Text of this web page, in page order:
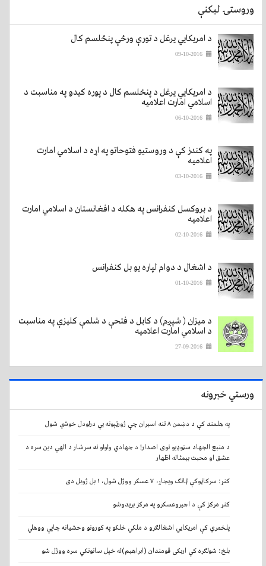
وروستۍ لیکنې
د امریکایي یرغل د تورې ورځې پنځلسم کال
09-10-2016
د امریکایي یرغل د پنځلسم کال د پوره کیدو په مناسبت د
اسلامي امارت اعلامیه
06-10-2016
په کندز کې د وروستیو فتوحاتو په اړه د اسلامي امارت
اعلامیه
03-10-2016
د بروکسل کنفرانس په هکله د افغانستان د اسلامي امارت
اعلامیه
02-10-2016
د اشغال د دوام لپاره یو بل کنفرانس
01-10-2016
د میزان ( شپږم) د کابل د فتحې د شلمې کلیزې په مناسبت
د اسلامي امارت اعلامیه
27-09-2016
ورستي خبرونه
په هلمند کې د دښمن ۸ تنه اسیران چې ژورټپونه یې درلودل خوشي شول
د منبع الجهاد سټوډیو نوی اصدار! د جهادي ولولو نه سرشار د الهي دین سره د
عشق او محبت بیمثاله اظهار
کنړ: سرکاڼوکې ټانګ ویجاړ، ۷ عسکر ووژل شول، ۱ بل ژوبل دی
کنړ مرکز کې د اجیروعسکرو په مرکز بریدوشو
پلخمري کې امریکایي اشغالګرو د ملکي خلکو په کورونو وحشیانه چاپې ووهلي
بلخ: شولګره کې اربکی قومندان (ابراهیم)له خپل ساتونکي سره ووژل شو